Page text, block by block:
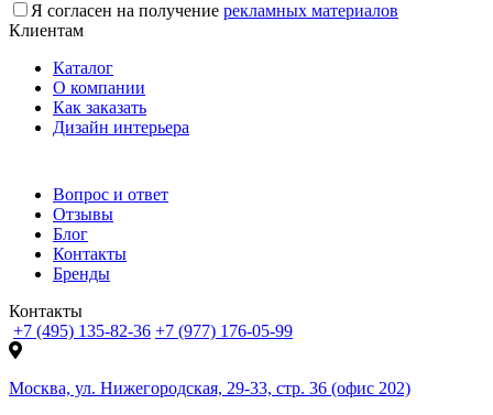
Я согласен на получение рекламных материалов
Клиентам
Каталог
О компании
Как заказать
Дизайн интерьера
Вопрос и ответ
Отзывы
Блог
Контакты
Бренды
Контакты
+7 (495) 135-82-36 +7 (977) 176-05-99
Москва, ул. Нижегородская, 29-33, стр. 36 (офис 202)